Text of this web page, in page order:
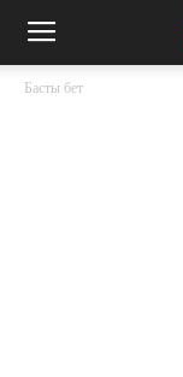
Басты бет